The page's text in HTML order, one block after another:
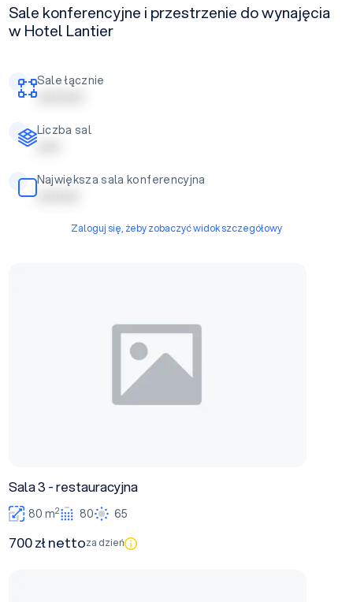
Sale konferencyjne i przestrzenie do wynajęcia
w Hotel Lantier
Sale łącznie
| | | | | | | | | |
Liczba sal
| | | | |
Największa sala konferencyjna
| | | | | | | | |
Zaloguj się, żeby zobaczyć widok szczegółowy
Sala 3 - restauracyjna
80 m2 80 65
700 zł nettoza dzień